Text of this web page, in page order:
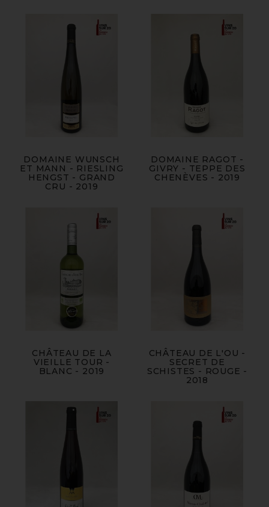
DOMAINE WUNSCH
ET MANN - RIESLING
HENGST - GRAND
CRU - 2019
DOMAINE RAGOT -
GIVRY - TEPPE DES
CHENÈVES - 2019
CHÂTEAU DE LA
VIEILLE TOUR -
BLANC - 2019
CHÂTEAU DE L'OU -
SECRET DE
SCHISTES - ROUGE -
2018